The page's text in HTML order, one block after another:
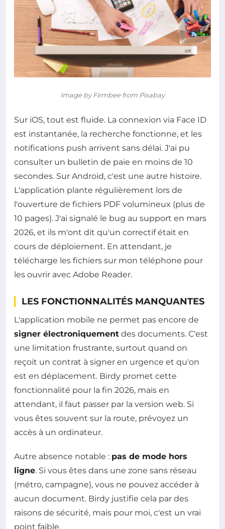
Image by Firmbee from Pixabay
Sur iOS, tout est fluide. La connexion via Face ID
est instantanée, la recherche fonctionne, et les
notifications push arrivent sans délai. J'ai pu
consulter un bulletin de paie en moins de 10
secondes. Sur Android, c'est une autre histoire.
L'application plante régulièrement lors de
l'ouverture de fichiers PDF volumineux (plus de
10 pages). J'ai signalé le bug au support en mars
2026, et ils m'ont dit qu'un correctif était en
cours de déploiement. En attendant, je
télécharge les fichiers sur mon téléphone pour
les ouvrir avec Adobe Reader.
LES FONCTIONNALITÉS MANQUANTES
L'application mobile ne permet pas encore de
signer électroniquement des documents. C'est
une limitation frustrante, surtout quand on
reçoit un contrat à signer en urgence et qu'on
est en déplacement. Birdy promet cette
fonctionnalité pour la fin 2026, mais en
attendant, il faut passer par la version web. Si
vous êtes souvent sur la route, prévoyez un
accès à un ordinateur.
Autre absence notable : pas de mode hors
ligne. Si vous êtes dans une zone sans réseau
(métro, campagne), vous ne pouvez accéder à
aucun document. Birdy justifie cela par des
raisons de sécurité, mais pour moi, c'est un vrai
point faible.